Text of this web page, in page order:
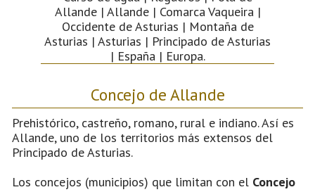
Allande | Allande | Comarca Vaqueira |
Occidente de Asturias | Montaña de
Asturias | Asturias | Principado de Asturias
| España | Europa.
Concejo de Allande
Prehistórico, castreño, romano, rural e indiano. Así es
Allande, uno de los territorios más extensos del
Principado de Asturias.
Los concejos (municipios) que limitan con el Concejo